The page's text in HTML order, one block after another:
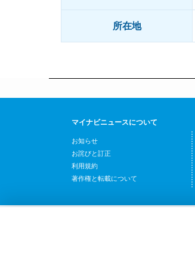
所在地
マイナビニュースについて
お知らせ
お詫びと訂正
利用規約
著作権と転載について